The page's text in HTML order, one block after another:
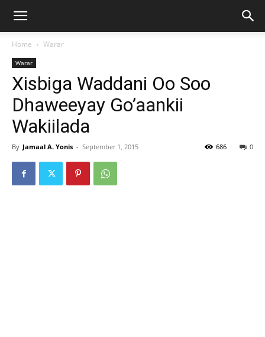
Home Warar
Warar
Xisbiga Waddani Oo Soo
Dhaweeyay Go’aankii
Wakiilada
By Jamaal A. Yonis - September 1, 2015 0
686